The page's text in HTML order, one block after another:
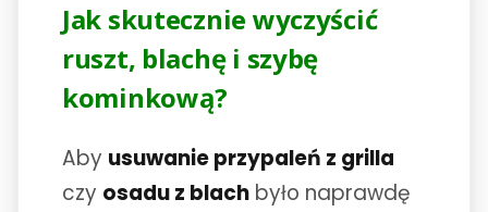
Jak skutecznie wyczyścić
ruszt, blachę i szybę
kominkową?
Aby usuwanie przypaleń z grilla
czy osadu z blach było naprawdę